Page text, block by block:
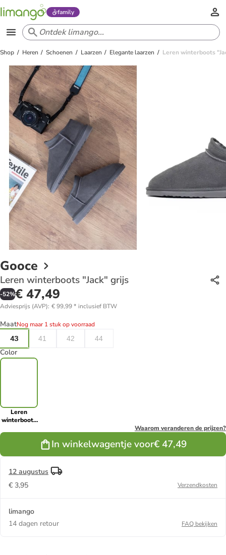
family
Shop Heren Schoenen Laarzen Elegante laarzen Leren winterboots
Gooce
Leren winterboots "Jack" grijs
-52%€ 47,49
Adviesprijs (AVP): € 99,99* inclusief BTW
MaatNog maar 1 stuk op voorraad
43
41 42 44
Color
Leren
winterboots
Waarom veranderen de prijzen?
In winkelwagentje voor€ 47,49
12 augustus
€ 3,95
Verzendkosten
limango
14 dagen retour
FAQ bekijken